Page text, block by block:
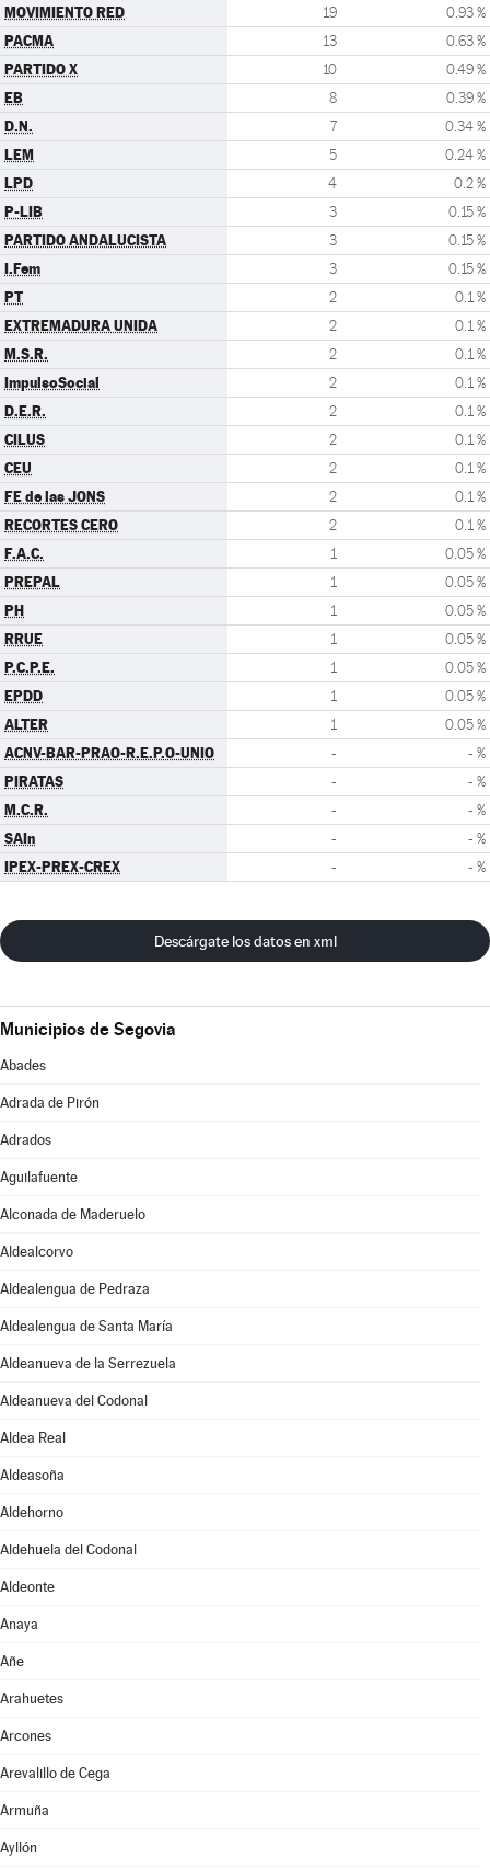
MOVIMIENTO RED 19 0.93 %
PACMA 13 0.63 %
PARTIDO X 10 0.49 %
EB 8 0.39 %
D.N. 7 0.34 %
LEM 5 0.24 %
LPD 4 0.2 %
P-LIB 3 0.15 %
PARTIDO ANDALUCISTA 3 0.15 %
I.Fem 3 0.15 %
PT 2 0.1 %
EXTREMADURA UNIDA 2 0.1 %
M.S.R. 2 0.1 %
ImpulsoSocial 2 0.1 %
D.E.R. 2 0.1 %
CILUS 2 0.1 %
CEU 2 0.1 %
FE de las JONS 2 0.1 %
RECORTES CERO 2 0.1 %
F.A.C. 1 0.05 %
PREPAL 1 0.05 %
PH 1 0.05 %
RRUE 1 0.05 %
P.C.P.E. 1 0.05 %
EPDD 1 0.05 %
ALTER 1 0.05 %
ACNV-BAR-PRAO-R.E.P.O-UNIO - - %
PIRATAS - - %
M.C.R. - - %
SAIn - - %
IPEX-PREX-CREX - - %
Descárgate los datos en xml
Municipios de Segovia
Abades
Adrada de Pirón
Adrados
Aguilafuente
Alconada de Maderuelo
Aldealcorvo
Aldealengua de Pedraza
Aldealengua de Santa María
Aldeanueva de la Serrezuela
Aldeanueva del Codonal
Aldea Real
Aldeasoña
Aldehorno
Aldehuela del Codonal
Aldeonte
Anaya
Añe
Arahuetes
Arcones
Arevalillo de Cega
Armuña
Ayllón